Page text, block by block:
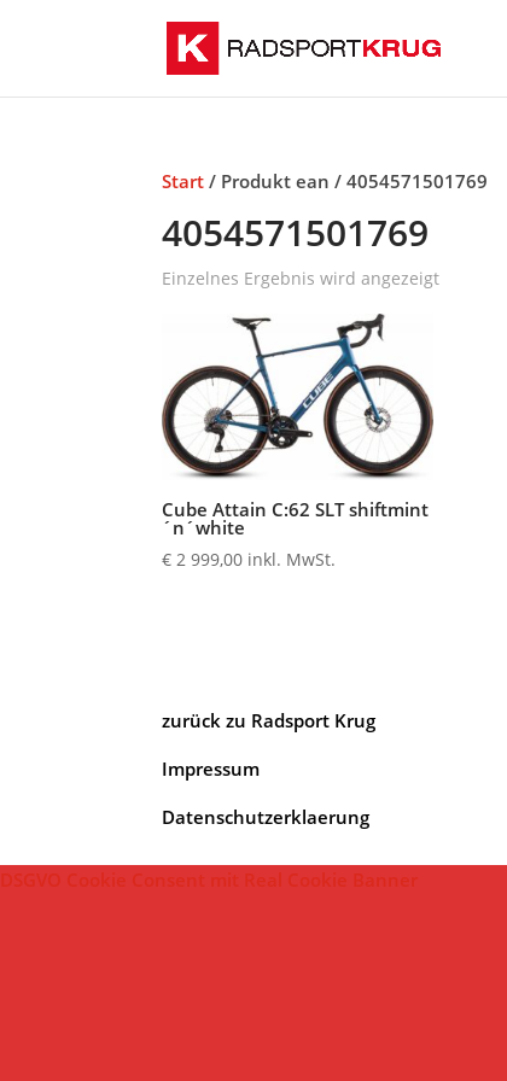
Start / Produkt ean / 4054571501769
4054571501769
Einzelnes Ergebnis wird angezeigt
Cube Attain C:62 SLT shiftmint
´n´white
€ 2 999,00 inkl. MwSt.
zurück zu Radsport Krug
Impressum
Datenschutzerklaerung
DSGVO Cookie Consent mit Real Cookie Banner